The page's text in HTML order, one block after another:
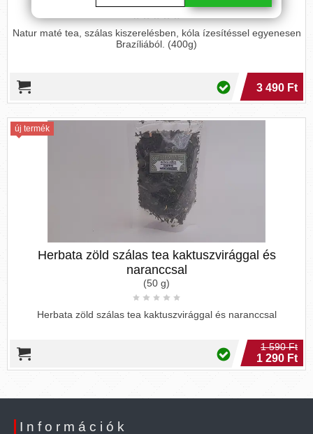
Natur maté tea, szálas kiszerelésben, kóla ízesítéssel egyenesen
Brazíliából. (400g)
3 490 Ft
új termék
Herbata zöld szálas tea kaktuszvirággal és
naranccsal
(50 g)
Herbata zöld szálas tea kaktuszvirággal és naranccsal
1 590 Ft
1 290 Ft
Információk